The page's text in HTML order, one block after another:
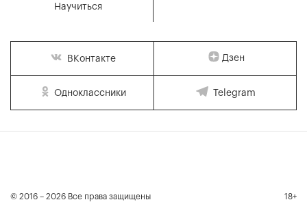
Научиться
ВКонтакте Дзен
Одноклассники Telegram
© 2016 – 2026 Все права защищены 18+